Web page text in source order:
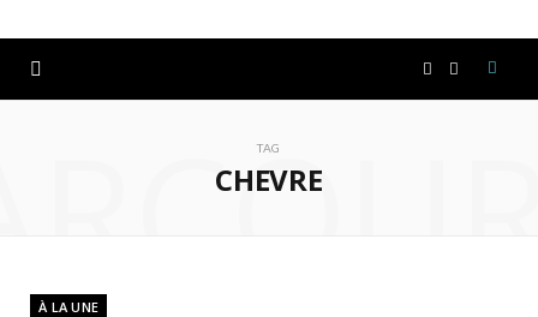
TAG
CHEVRE
À LA UNE